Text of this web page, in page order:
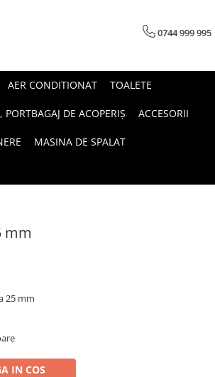
0744 999 995
AER CONDITIONAT TOALETE
DE ACOPERIȘ ACCESORII
MASINA DE SPALAT
mm
25 mm
IN COS